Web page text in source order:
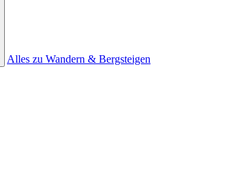
Alles zu Wandern & Bergsteigen